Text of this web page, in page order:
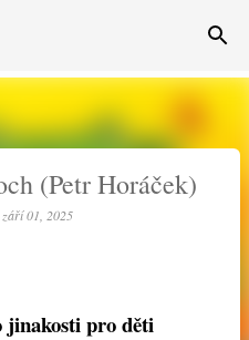
obsah
(Petr Horáček)
září 01, 2025
jinakosti pro děti